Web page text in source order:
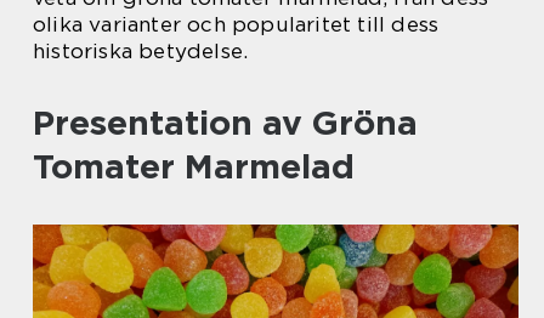
olika varianter och popularitet till dess
historiska betydelse.
Presentation av Gröna
Tomater Marmelad